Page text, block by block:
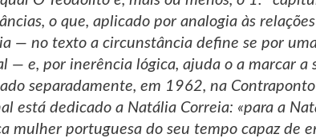
o que, aplicado por analogia às
— no texto a circunstância define se por
— e, por inerência lógica, ajuda o a marcar a
separadamente, em 1962, na
está dedicado a Natália Correia: «para a
mulher portuguesa do seu tempo capaz de